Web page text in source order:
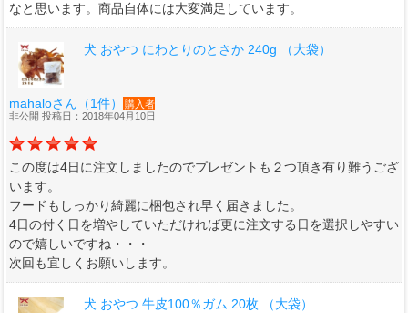
なと思います。商品自体には大変満足しています。
犬 おやつ にわとりのとさか 240g （大袋）
mahaloさん（1件）
購入者
非公開 投稿日：2018年04月10日
この度は4日に注文しましたのでプレゼントも２つ頂き有り難うござ
います。
フードもしっかり綺麗に梱包され早く届きました。
4日の付く日を増やしていただければ更に注文する日を選択しやすい
ので嬉しいですね・・・
次回も宜しくお願いします。
犬 おやつ 牛皮100％ガム 20枚 （大袋）